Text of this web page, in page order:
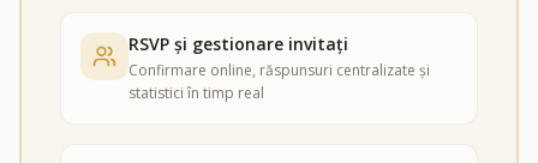
RSVP și gestionare invitați
Confirmare online, răspunsuri centralizate și
statistici în timp real